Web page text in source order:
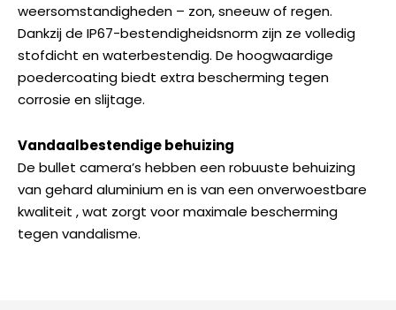
weersomstandigheden – zon, sneeuw of regen.
Dankzij de IP67-bestendigheidsnorm zijn ze volledig
stofdicht en waterbestendig. De hoogwaardige
poedercoating biedt extra bescherming tegen
corrosie en slijtage.
Vandaalbestendige behuizing
De bullet camera’s hebben een robuuste behuizing
van gehard aluminium en is van een onverwoestbare
kwaliteit , wat zorgt voor maximale bescherming
tegen vandalisme.